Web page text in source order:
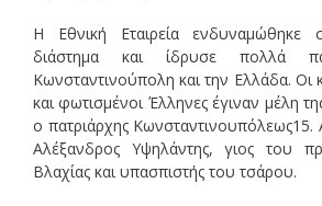
Η Εθνική Εταιρεία ενδυναμώθηκε
διάστημα και ίδρυσε πολλά
Κωνσταντινούπολη και την Ελλάδα. Οι
και φωτισμένοι Έλληνες έγιναν μέλη
ο πατριάρχης Κωνσταντινουπόλεως15.
Αλέξανδρος Υψηλάντης, γιος του
Βλαχίας και υπασπιστής του τσάρου.